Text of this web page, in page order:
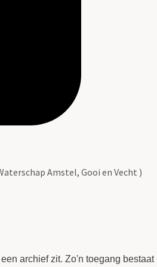
Amstel, Gooi en Vecht )
archief zit. Zo'n toegang